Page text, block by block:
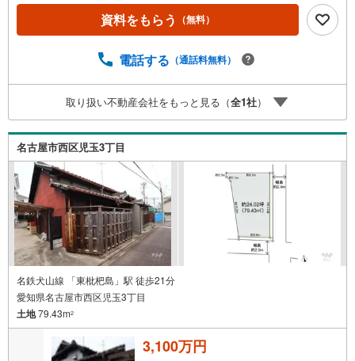
もご内覧が可能です！ 【ウィル不動産販売 久屋大通営業
所】◎地下鉄東山線「栄」駅7A出口から徒歩1分、名城線
ズスペースあり◎営業時間 10:00～19:00（定休日無し） 上
軽にご連絡下さい！現地を見学される場合は「室内・現地
を見学する（無料）」ボタンよりご希望の日時をご記入い
ただけますとスムーズにご案内が可能です。
資料をもらう （無料）
電話する （通話料無料）
取り扱い不動産会社をもっと見る（全1社）
名古屋市西区児玉3丁目
名鉄犬山線 「東枇杷島」駅 徒歩21分
愛知県名古屋市西区児玉3丁目
土地79.43m2
3,100万円